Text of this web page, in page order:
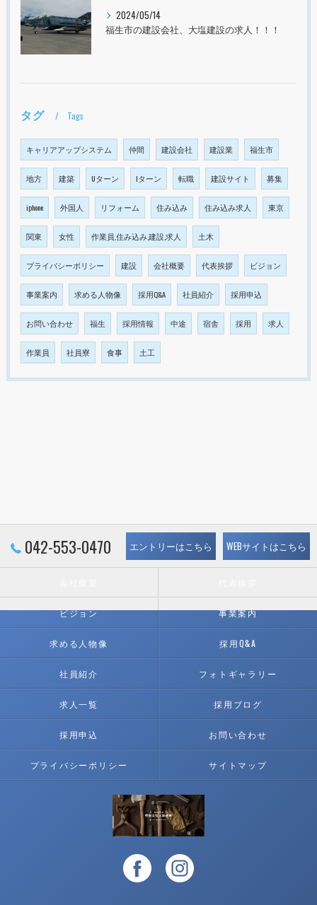
2024/05/14
福生市の建設会社、大塩建設の求人！！！
タグ Tags
キャリアアップシステム 仲間 建設会社 建設業 福生市
地方 建築 Uターン Iターン 転職 建設サイト 募集
iphone 外国人 リフォーム 住み込み 住み込み求人 東京
関東 女性 作業員,住み込み,建設,求人 土木
プライバシーポリシー 建設 会社概要 代表挨拶 ビジョン
事業案内 求める人物像 採用Q&A 社員紹介 採用申込
お問い合わせ 福生 採用情報 中途 宿舎 採用 求人
作業員 社員寮 食事 土工
042-553-0470 エントリーはこちら WEBサイトはこちら
ビジョン 事業案内
求める人物像 採用Q&A
社員紹介 フォトギャラリー
求人一覧 採用ブログ
採用申込 お問い合わせ
プライバシーポリシー サイトマップ